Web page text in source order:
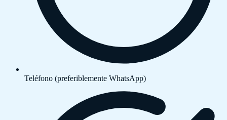
Teléfono (preferiblemente WhatsApp)